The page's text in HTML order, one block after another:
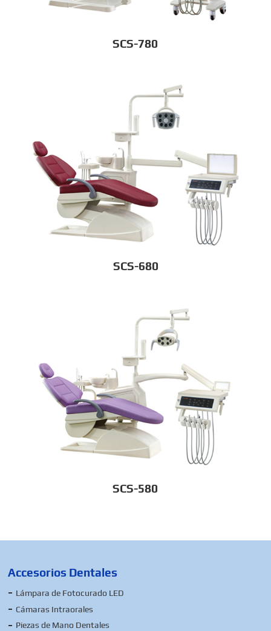
SCS-780
SCS-680
SCS-580
Accesorios Dentales
Lámpara de Fotocurado LED
Cámaras Intraorales
Piezas de Mano Dentales